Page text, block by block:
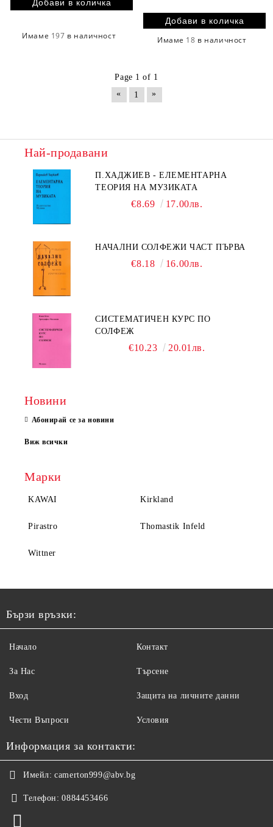
Имаме 197 в наличност Имаме 18 в наличност
Page 1 of 1
«
1 »
Най-продавани
П.ХАДЖИЕВ - ЕЛЕМЕНТАРНА
ТЕОРИЯ НА МУЗИКАТА
€8.69 17.00лв.
НАЧАЛНИ СОЛФЕЖИ ЧАСТ ПЪРВА
€8.18 16.00лв.
СИСТЕМАТИЧЕН КУРС ПО
СОЛФЕЖ
€10.23 20.01лв.
Новини
Абонирай се за новини
Виж всички
Марки
KAWAI Kirkland
Pirastro Thomastik Infeld
Wittner
Бързи връзки:
Начало
За Нас
Вход
Чести Въпроси
Контакт
Търсене
Защита на личните данни
Условия
Информация за контакти:
Имейл: camerton999@abv.bg
Телефон: 0884453466